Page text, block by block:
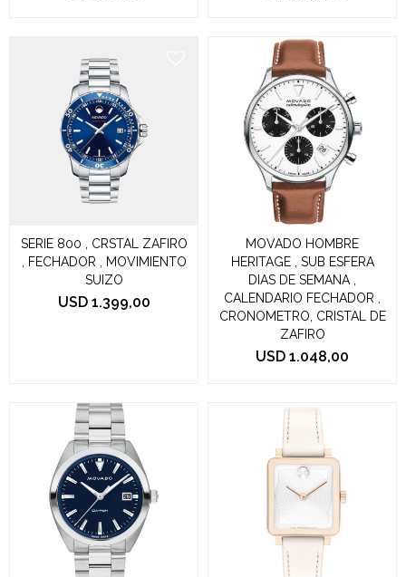
SERIE 800 , CRSTAL ZAFIRO
, FECHADOR , MOVIMIENTO
SUIZO
USD 1.399,00
MOVADO HOMBRE
HERITAGE , SUB ESFERA
DIAS DE SEMANA ,
CALENDARIO FECHADOR ,
CRONOMETRO, CRISTAL DE
ZAFIRO
USD 1.048,00